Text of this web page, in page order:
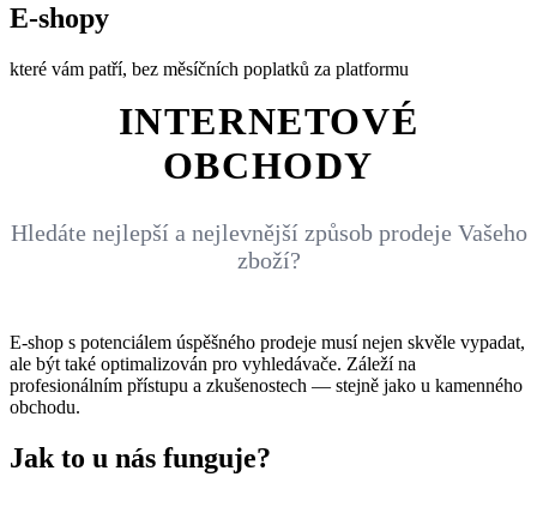
E-shopy
které vám patří, bez měsíčních poplatků za platformu
INTERNETOVÉ
OBCHODY
Hledáte nejlepší a nejlevnější způsob prodeje Vašeho
zboží?
E-shop s potenciálem úspěšného prodeje musí nejen skvěle vypadat,
ale být také optimalizován pro vyhledávače. Záleží na
profesionálním přístupu a zkušenostech — stejně jako u kamenného
obchodu.
Jak to u nás funguje?